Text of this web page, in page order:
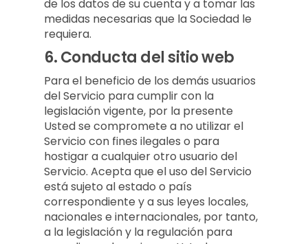
de los datos de su cuenta y a tomar las
medidas necesarias que la Sociedad le
requiera.
6.Conducta del sitio web
Para el beneficio de los demás usuarios
del Servicio para cumplir con la
legislación vigente, por la presente
Usted se compromete a no utilizar el
Servicio con fines ilegales o para
hostigar a cualquier otro usuario del
Servicio. Acepta que el uso del Servicio
está sujeto al estado o país
correspondiente y a sus leyes locales,
nacionales e internacionales, por tanto,
a la legislación y la regulación para